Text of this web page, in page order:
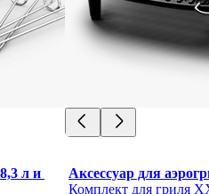
л и
Аксессуар для
Комплект для гриля